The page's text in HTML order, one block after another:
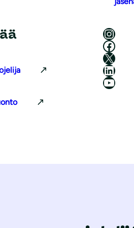
Luonnonsuojeluliitto Instagramissa
Luonnonsuojeluliitto Facebookissa
Luonnonsuojeluliitto X:ssä
Luonnonsuojeluliitto LinkedInissä
Luonnonsuojeluliiton YouTube-kanava